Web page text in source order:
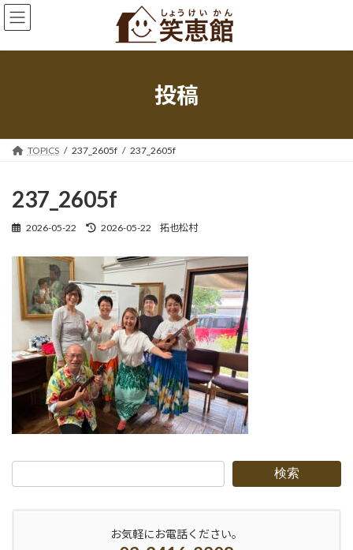
コ
ン
ン
ナ
ビ
ー
投稿
TOPICS 237_2605f 237_2605f
237_2605f
2026-05-22
最
更
新
日
時
:
2026-05-22 拓也松村
検索
お気軽にお電話ください。